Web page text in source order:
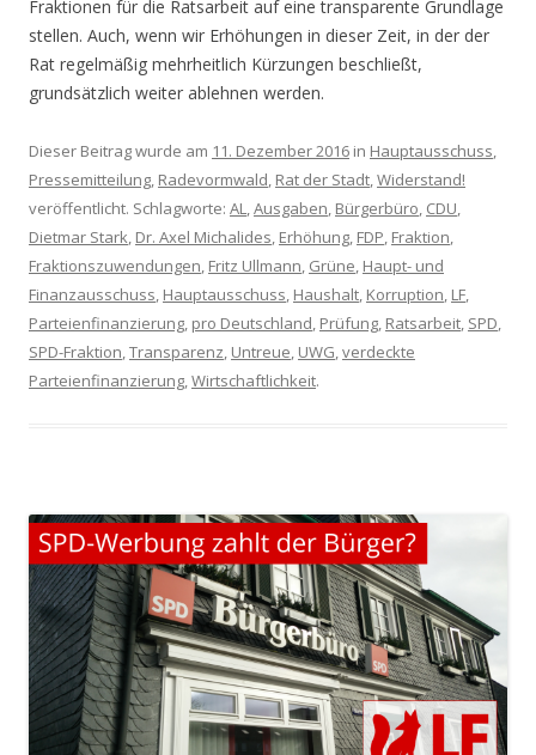
Fraktionen für die Ratsarbeit auf eine transparente Grundlage
stellen. Auch, wenn wir Erhöhungen in dieser Zeit, in der der
Rat regelmäßig mehrheitlich Kürzungen beschließt,
grundsätzlich weiter ablehnen werden.
Dieser Beitrag wurde am 11. Dezember 2016 in Hauptausschuss,
Pressemitteilung, Radevormwald, Rat der Stadt,Widerstand!
veröffentlicht. Schlagworte: AL,Ausgaben, Bürgerbüro, CDU,
Dietmar Stark, Dr. Axel Michalides, Erhöhung, FDP, Fraktion,
Fraktionszuwendungen, Fritz Ullmann, Grüne, Haupt- und
Finanzausschuss, Hauptausschuss, Haushalt, Korruption, LF,
Parteienfinanzierung, pro Deutschland, Prüfung, Ratsarbeit, SPD,
SPD-Fraktion,Transparenz, Untreue, UWG,verdeckte
Parteienfinanzierung,Wirtschaftlichkeit.